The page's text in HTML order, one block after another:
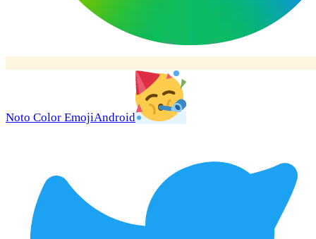
Noto Color EmojiAndroid